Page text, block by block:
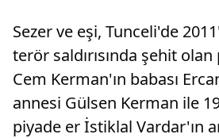
Sezer ve eşi, Tunceli'de
terör saldırısında şehit
Cem Kerman'ın babası
annesi Gülsen Kerman ile
piyade er İstiklal Vardar'ın